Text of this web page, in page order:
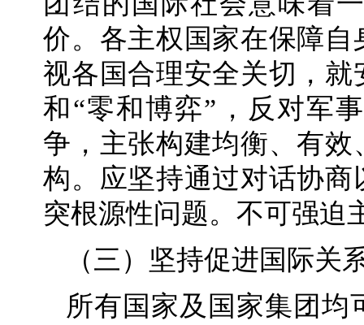
价。各主权国家在保障
视各国合理安全关切，
和“零和博弈”，反对军
争，主张构建均衡、有
构。应坚持通过对话协
突根源性问题。不可强迫
（三）坚持促进国际关
所有国家及国家集团均